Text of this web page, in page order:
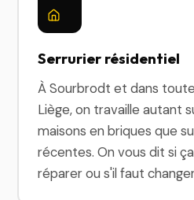
Serrurier résidentiel
À Sourbrodt et dans
Liège, on travaille autant
maisons en briques que
récentes. On vous dit si
réparer ou s'il faut